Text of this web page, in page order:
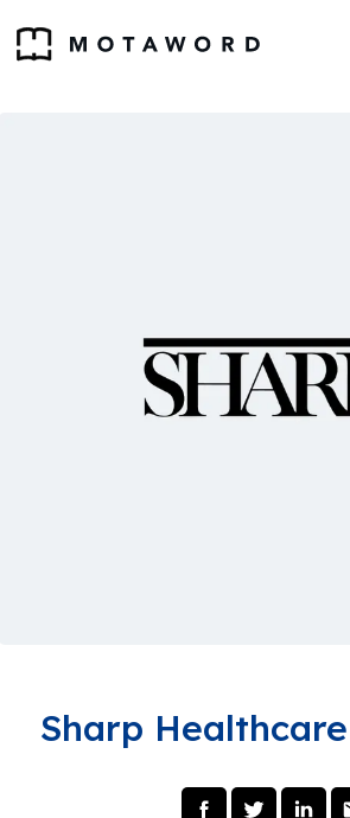
Sharp Healthcare